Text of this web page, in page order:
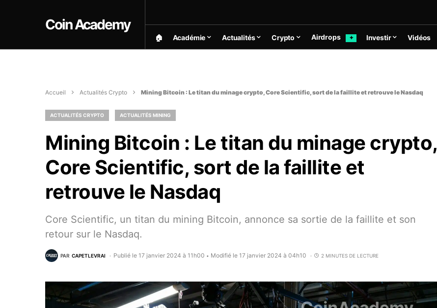
Coin Academy
🏠︎ Académie Actualités Crypto Airdrops ✦ Investir Vidéos
Accueil Actualités Crypto Mining Bitcoin : Le titan du minage crypto, Core Scientific, sort de la faillite et retrouve le Nasdaq
ACTUALITÉS CRYPTO ACTUALITÉS MINING
Mining Bitcoin : Le titan du minage crypto,
Core Scientific, sort de la faillite et
retrouve le Nasdaq
Core Scientific, un titan du mining Bitcoin, annonce sa sortie de la faillite et son
retour sur le Nasdaq.
PAR CAPETLEVRAI Publié le 17 janvier 2024 à 11h00 • Modifié le 17 janvier 2024 à 04h10 2 MINUTES DE LECTURE